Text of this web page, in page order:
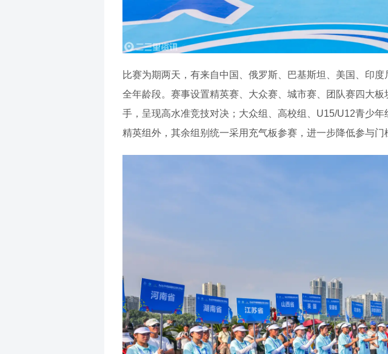
比赛为期两天，有来自中国、俄罗斯、巴基斯坦、美国、印
全年龄段。赛事设置精英赛、大众赛、城市赛、团队赛四大
手，呈现高水准竞技对决；大众组、高校组、U15/U12青少
精英组外，其余组别统一采用充气板参赛，进一步降低参与门